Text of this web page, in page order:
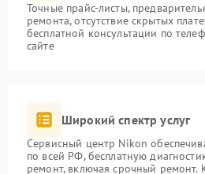
Точные прайс-листы,
ремонта, отсутствие скрытых
бесплатной консультации по
сайте
Широкий спектр услуг
Сервисный центр Nikon
по всей РФ, бесплатную
ремонт, включая срочный ремонт.